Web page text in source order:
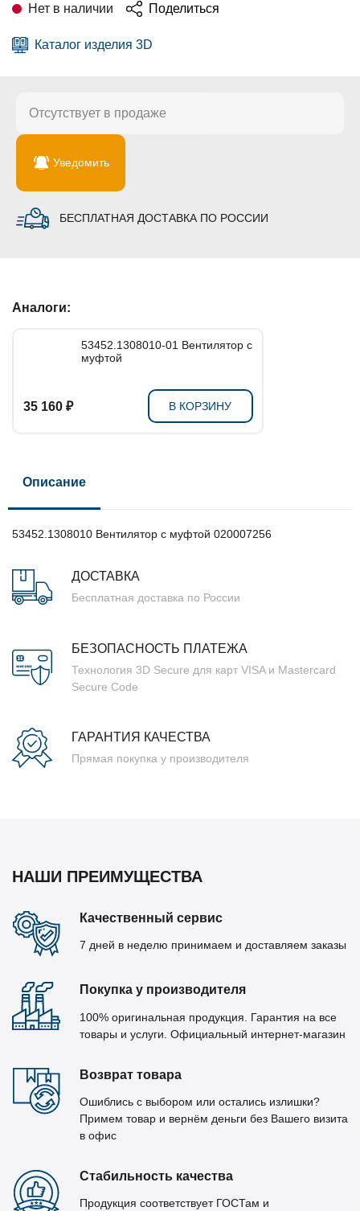
Нет в наличии Поделиться
Каталог изделия 3D
Отсутствует в продаже
Уведомить
БЕСПЛАТНАЯ ДОСТАВКА ПО РОССИИ
Аналоги:
53452.1308010-01 Вентилятор с
муфтой
35 160 ₽ В КОРЗИНУ
Описание
53452.1308010 Вентилятор с муфтой 020007256
ДОСТАВКА
Бесплатная доставка по России
БЕЗОПАСНОСТЬ ПЛАТЕЖА
Технология 3D Secure для карт VISA и Mastercard
Secure Code
ГАРАНТИЯ КАЧЕСТВА
Прямая покупка у производителя
НАШИ ПРЕИМУЩЕСТВА
Качественный сервис
7 дней в неделю принимаем и доставляем заказы
Покупка у производителя
100% оригинальная продукция. Гарантия на все
товары и услуги. Официальный интернет-магазин
Возврат товара
Ошиблись с выбором или остались излишки?
Примем товар и вернём деньги без Вашего визита
в офис
Стабильность качества
Продукция соответствует ГОСТам и